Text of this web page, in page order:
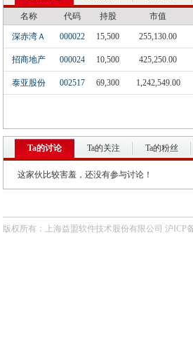
名称 代码 持股 市值
深赤湾Ａ 000022 15,500 255,130.00
招商地产 000024 10,500 425,250.00
泰亚股份 002517 69,300 1,242,549.00
Ta的讨论 Ta的关注 Ta的粉丝
这家伙比较害羞，还没有参与讨论！
版权所有：上海益盟软件技术股份有限公司 沪ICP